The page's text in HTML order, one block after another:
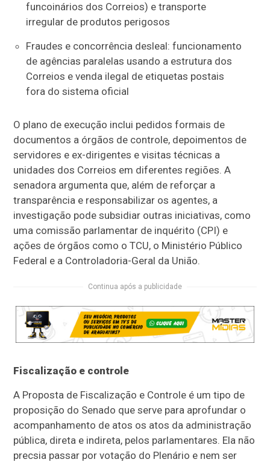
funcoinários dos Correios) e transporte
irregular de produtos perigosos
Fraudes e concorrência desleal: funcionamento
de agências paralelas usando a estrutura dos
Correios e venda ilegal de etiquetas postais
fora do sistema oficial
O plano de execução inclui pedidos formais de
documentos a órgãos de controle, depoimentos de
servidores e ex-dirigentes e visitas técnicas a
unidades dos Correios em diferentes regiões. A
senadora argumenta que, além de reforçar a
transparência e responsabilizar os agentes, a
investigação pode subsidiar outras iniciativas, como
uma comissão parlamentar de inquérito (CPI) e
ações de órgãos como o TCU, o Ministério Público
Federal e a Controladoria-Geral da União.
Continua após a publicidade
Fiscalização e controle
A Proposta de Fiscalização e Controle é um tipo de
proposição do Senado que serve para aprofundar o
acompanhamento de atos os atos da administração
pública, direta e indireta, pelos parlamentares. Ela não
precsia passar por votação do Plenário e nem ser